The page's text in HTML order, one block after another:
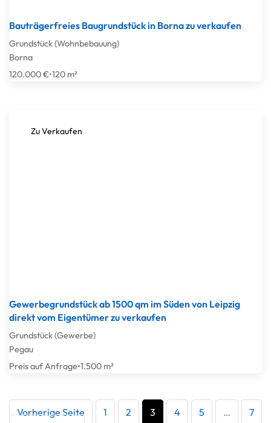
Bauträgerfreies Baugrundstück in Borna zu verkaufen
Grundstück (Wohnbebauung)
Borna
120.000 €•120 m²
Zu Verkaufen
Gewerbegrundstück ab 1500 qm im Süden von Leipzig
direkt vom Eigentümer zu verkaufen
Grundstück (Gewerbe)
Pegau
Preis auf Anfrage•1.500 m²
Vorherige Seite 1 2 3 4 5 …
7